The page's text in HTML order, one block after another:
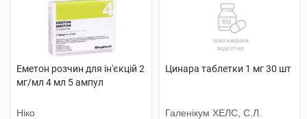
Еметон розчин для ін'єкцій 2
мг/мл 4 мл 5 ампул
Ніко
Цинара таблетки 1 мг 30 шт
Галенікум ХЕЛС, С.Л.